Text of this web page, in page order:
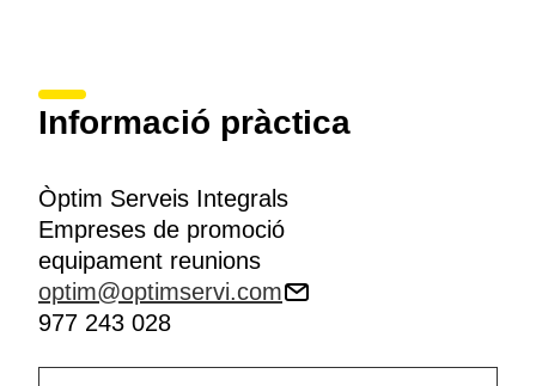
Informació pràctica
Òptim Serveis Integrals
Empreses de promoció
equipament reunions
optim@optimservi.com
977 243 028